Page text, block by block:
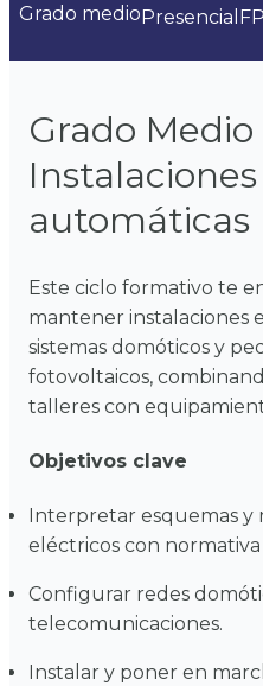
Grado medioPresencial
Grado Medio
automáticas
Este ciclo formativo te
mantener instalaciones
sistemas domóticos y
fotovoltaicos,
talleres con
Objetivos clave
Interpretar esquemas
eléctricos con
Configurar redes
telecomunicaciones.
Instalar y poner en